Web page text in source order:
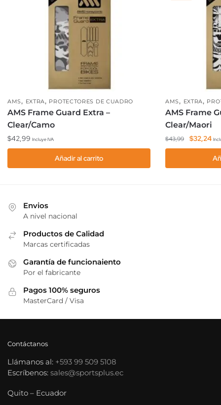
AMS, EXTRA, PROTECTORES DE CUADRO
AMS Frame Guard Extra –
Clear/Camo
$42,99 Incluye IVA
Añadir al carrito
AMS, EXTRA,
AMS Frame
Clear/Maori
$43,99
El
precio
era:
$32,24El
es:
Envios
A nivel nacional
Productos de Calidad
Marcas certificadas
Garantía de funcionaiento
Por el fabricante
Pagos 100% seguros
MasterCard / Visa
Contáctanos
Llámanos al: +593 99 509 5108
Escríbenos: sales@sportsplus.ec
Quito – Ecuador